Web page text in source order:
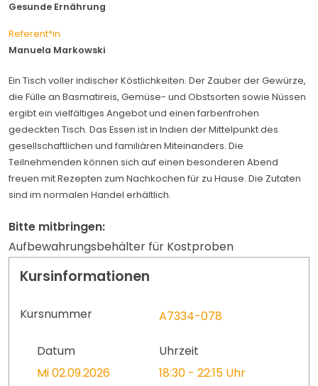
Referent*in
Manuela Markowski
Gesunde Ernährung
Ein Tisch voller indischer Köstlichkeiten. Der Zauber der Gewürze,
die Fülle an Basmatireis, Gemüse- und Obstsorten sowie Nüssen
ergibt ein vielfältiges Angebot und einen farbenfrohen
gedeckten Tisch. Das Essen ist in Indien der Mittelpunkt des
gesellschaftlichen und familiären Miteinanders. Die
Teilnehmenden können sich auf einen besonderen Abend
freuen mit Rezepten zum Nachkochen für zu Hause. Die Zutaten
sind im normalen Handel erhältlich.
Bitte mitbringen:
Aufbewahrungsbehälter für Kostproben
Kursinformationen
Kursnummer A7334-078
Datum
Mi 02.09.2026
Uhrzeit
18:30 - 22:15 Uhr